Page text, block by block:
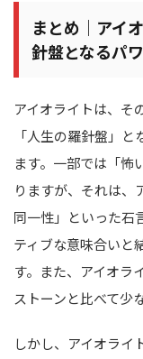
まとめ｜アイ
針盤となるパ
アイオライトは、そ
「人生の羅針盤」
ます。一部では「怖
りますが、それは、
同一性」といった石
ティブな意味合いと
す。また、アイオラ
ストーンと比べて少
しかし、アイオライ